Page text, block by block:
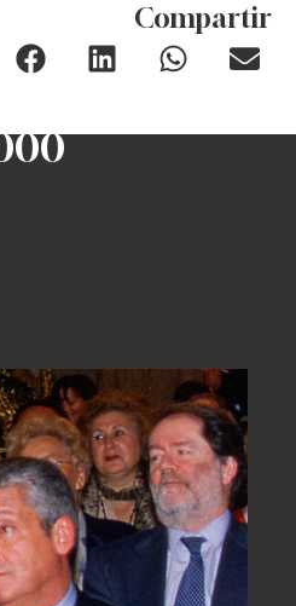
Compartir